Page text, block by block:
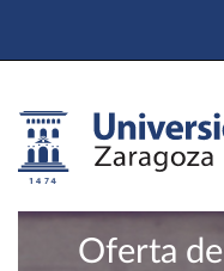
Oferta de